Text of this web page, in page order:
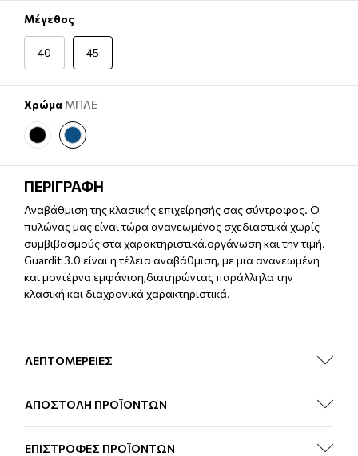
Μέγεθος
40 45
Χρώμα ΜΠΛΕ
ΠΕΡΙΓΡΑΦΗ
Αναβάθμιση της κλασικής επιχείρησής σας σύντροφος. Ο
πυλώνας μας είναι τώρα ανανεωμένος σχεδιαστικά χωρίς
συμβιβασμούς στα χαρακτηριστικά,οργάνωση και την τιμή.
Guardit 3.0 είναι η τέλεια αναβάθμιση, με μια ανανεωμένη
και μοντέρνα εμφάνιση,διατηρώντας παράλληλα την
κλασική και διαχρονικά χαρακτηριστικά.
ΛΕΠΤΟΜΕΡΕΙΕΣ
ΑΠΟΣΤΟΛΗ ΠΡΟΪΟΝΤΩΝ
ΕΠΙΣΤΡΟΦΕΣ ΠΡΟΪΟΝΤΩΝ